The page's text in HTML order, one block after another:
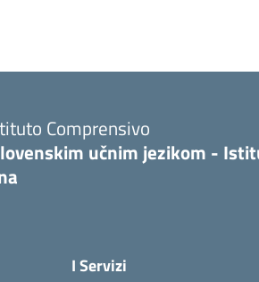
Comprensivo
učnim jezikom -
I Servizi